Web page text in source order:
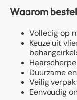
Waarom
Volledig op
Keuze uit
Duurzame
Veilig
Eenvoudig